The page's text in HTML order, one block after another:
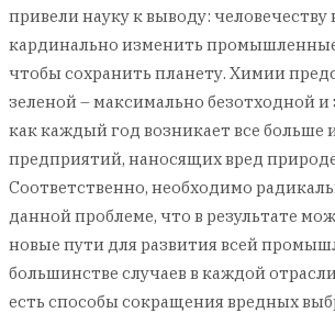
привели науку к выводу: человечеству
кардинально изменить
чтобы сохранить планету. Химии
зеленой – максимально безотходной
как каждый год возникает все больше
предприятий, наносящих вред
Соответственно, необходимо
данной проблеме, что в результате
новые пути для развития всей
большинстве случаев в каждой
есть способы сокращения вредных